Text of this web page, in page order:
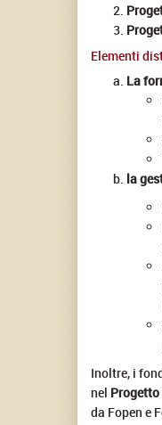
Elementi
La
la
Inoltre, i
nel
da Fopen e